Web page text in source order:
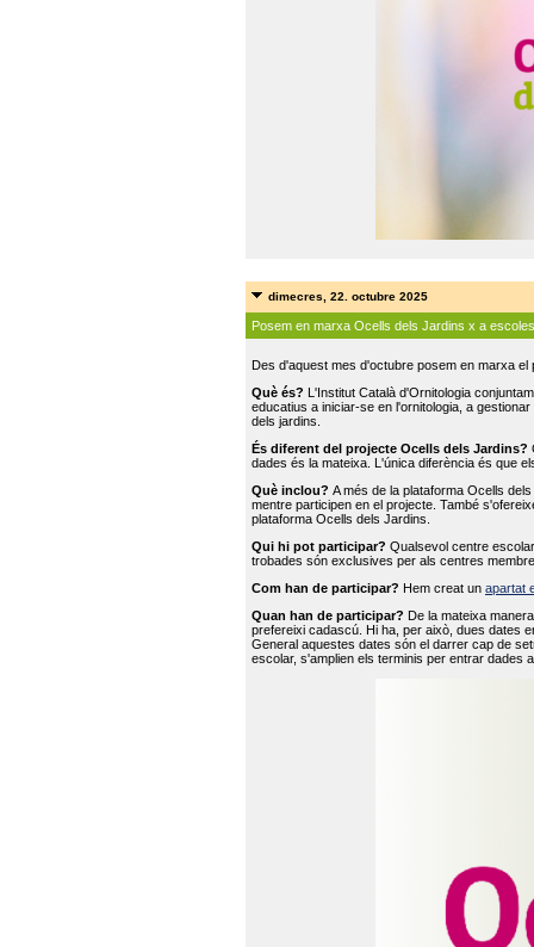
dimecres, 22. octubre 2025
Posem en marxa Ocells dels Jardins x a escoles
Des d'aquest mes d'octubre posem en marxa
Què és? L'Institut Català d'Ornitologia
educatius a iniciar-se en l'ornitologia, a
dels jardins.
És diferent del projecte Ocells dels Jardins?
dades és la mateixa. L'única diferència és que
Què inclou? A més de la plataforma Ocells
mentre participen en el projecte. També
plataforma Ocells dels Jardins.
Qui hi pot participar? Qualsevol centre
trobades són exclusives per als centres
Com han de participar? Hem creat un apartat
Quan han de participar? De la mateixa
prefereixi cadascú. Hi ha, per això, dues dates
General aquestes dates són el darrer cap de
escolar, s'amplien els terminis per entrar dades